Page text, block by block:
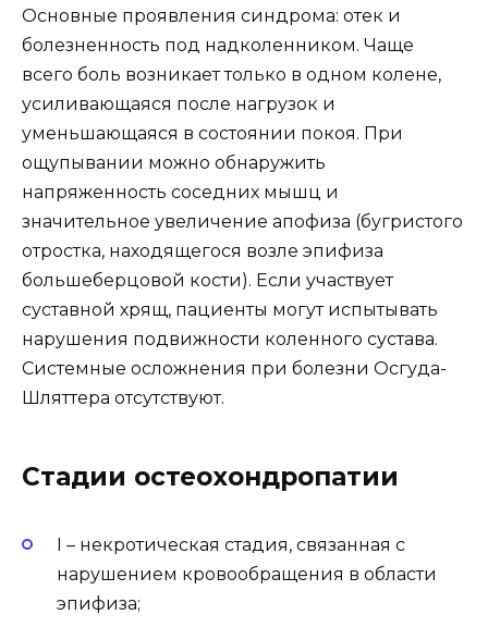
Основные проявления синдрома: отек и
болезненность под надколенником. Чаще
всего боль возникает только в одном колене,
усиливающаяся после нагрузок и
уменьшающаяся в состоянии покоя. При
ощупывании можно обнаружить
напряженность соседних мышц и
значительное увеличение апофиза (бугристого
отростка, находящегося возле эпифиза
большеберцовой кости). Если участвует
суставной хрящ, пациенты могут испытывать
нарушения подвижности коленного сустава.
Системные осложнения при болезни Осгуда-
Шляттера отсутствуют.
Стадии остеохондропатии
I – некротическая стадия, связанная с
нарушением кровообращения в области
эпифиза;